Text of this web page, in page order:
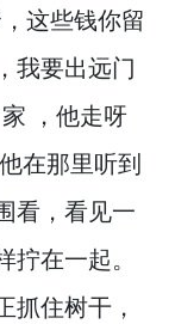
这些钱你留
我要出远门
， 他走呀
他在那里听到
看， 看见一
在一起。
抓住树干，